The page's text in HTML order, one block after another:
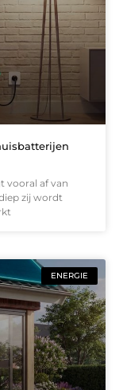
vooral af van
zij wordt
ENERGIE